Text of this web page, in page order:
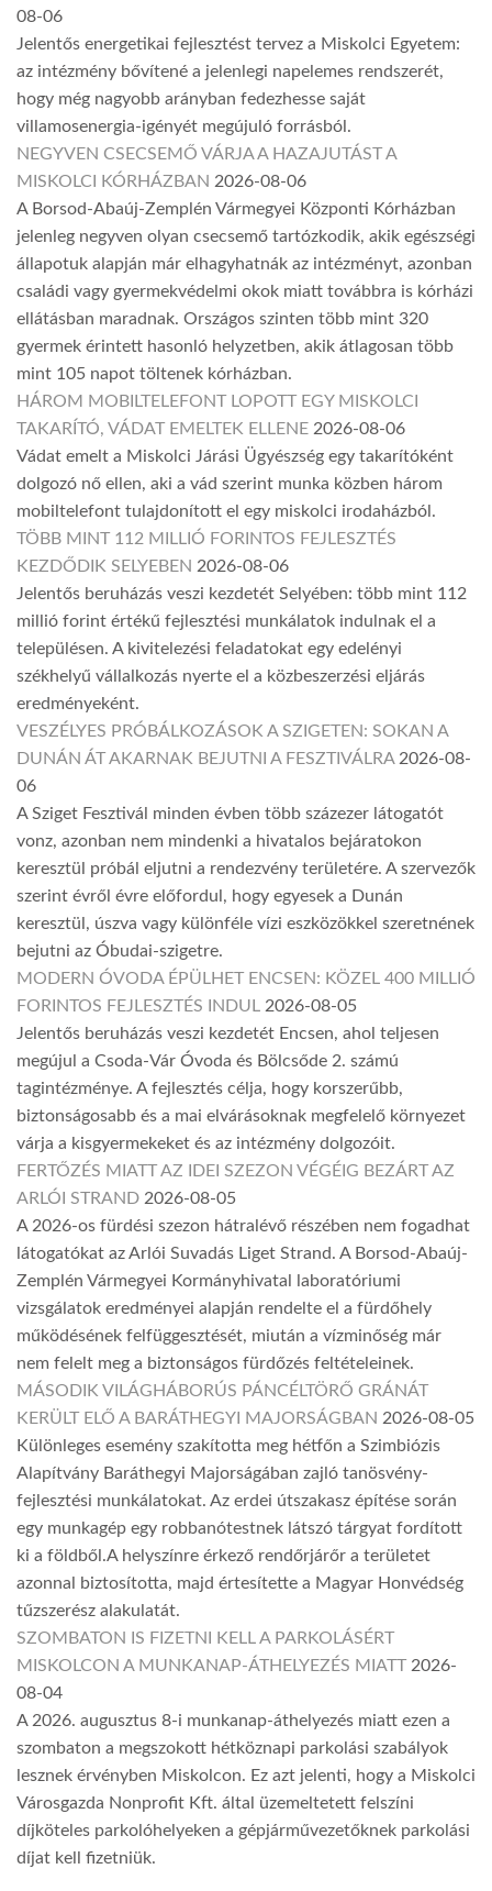
08-06
Jelentős energetikai fejlesztést tervez a Miskolci Egyetem:
az intézmény bővítené a jelenlegi napelemes rendszerét,
hogy még nagyobb arányban fedezhesse saját
villamosenergia-igényét megújuló forrásból.
NEGYVEN CSECSEMŐ VÁRJA A HAZAJUTÁST A
MISKOLCI KÓRHÁZBAN 2026-08-06
A Borsod-Abaúj-Zemplén Vármegyei Központi Kórházban
jelenleg negyven olyan csecsemő tartózkodik, akik egészségi
állapotuk alapján már elhagyhatnák az intézményt, azonban
családi vagy gyermekvédelmi okok miatt továbbra is kórházi
ellátásban maradnak. Országos szinten több mint 320
gyermek érintett hasonló helyzetben, akik átlagosan több
mint 105 napot töltenek kórházban.
HÁROM MOBILTELEFONT LOPOTT EGY MISKOLCI
TAKARÍTÓ, VÁDAT EMELTEK ELLENE 2026-08-06
Vádat emelt a Miskolci Járási Ügyészség egy takarítóként
dolgozó nő ellen, aki a vád szerint munka közben három
mobiltelefont tulajdonított el egy miskolci irodaházból.
TÖBB MINT 112 MILLIÓ FORINTOS FEJLESZTÉS
KEZDŐDIK SELYEBEN 2026-08-06
Jelentős beruházás veszi kezdetét Selyében: több mint 112
millió forint értékű fejlesztési munkálatok indulnak el a
településen. A kivitelezési feladatokat egy edelényi
székhelyű vállalkozás nyerte el a közbeszerzési eljárás
eredményeként.
VESZÉLYES PRÓBÁLKOZÁSOK A SZIGETEN: SOKAN A
DUNÁN ÁT AKARNAK BEJUTNI A FESZTIVÁLRA 2026-08-
06
A Sziget Fesztivál minden évben több százezer látogatót
vonz, azonban nem mindenki a hivatalos bejáratokon
keresztül próbál eljutni a rendezvény területére. A szervezők
szerint évről évre előfordul, hogy egyesek a Dunán
keresztül, úszva vagy különféle vízi eszközökkel szeretnének
bejutni az Óbudai-szigetre.
MODERN ÓVODA ÉPÜLHET ENCSEN: KÖZEL 400 MILLIÓ
FORINTOS FEJLESZTÉS INDUL 2026-08-05
Jelentős beruházás veszi kezdetét Encsen, ahol teljesen
megújul a Csoda-Vár Óvoda és Bölcsőde 2. számú
tagintézménye. A fejlesztés célja, hogy korszerűbb,
biztonságosabb és a mai elvárásoknak megfelelő környezet
várja a kisgyermekeket és az intézmény dolgozóit.
FERTŐZÉS MIATT AZ IDEI SZEZON VÉGÉIG BEZÁRT AZ
ARLÓI STRAND 2026-08-05
A 2026-os fürdési szezon hátralévő részében nem fogadhat
látogatókat az Arlói Suvadás Liget Strand. A Borsod-Abaúj-
Zemplén Vármegyei Kormányhivatal laboratóriumi
vizsgálatok eredményei alapján rendelte el a fürdőhely
működésének felfüggesztését, miután a vízminőség már
nem felelt meg a biztonságos fürdőzés feltételeinek.
MÁSODIK VILÁGHÁBORÚS PÁNCÉLTÖRŐ GRÁNÁT
KERÜLT ELŐ A BARÁTHEGYI MAJORSÁGBAN 2026-08-05
Különleges esemény szakította meg hétfőn a Szimbiózis
Alapítvány Baráthegyi Majorságában zajló tanösvény-
fejlesztési munkálatokat. Az erdei útszakasz építése során
egy munkagép egy robbanótestnek látszó tárgyat fordított
ki a földből.A helyszínre érkező rendőrjárőr a területet
azonnal biztosította, majd értesítette a Magyar Honvédség
tűzszerész alakulatát.
SZOMBATON IS FIZETNI KELL A PARKOLÁSÉRT
MISKOLCON A MUNKANAP-ÁTHELYEZÉS MIATT 2026-
08-04
A 2026. augusztus 8-i munkanap-áthelyezés miatt ezen a
szombaton a megszokott hétköznapi parkolási szabályok
lesznek érvényben Miskolcon. Ez azt jelenti, hogy a Miskolci
Városgazda Nonprofit Kft. által üzemeltetett felszíni
díjköteles parkolóhelyeken a gépjárművezetőknek parkolási
díjat kell fizetniük.